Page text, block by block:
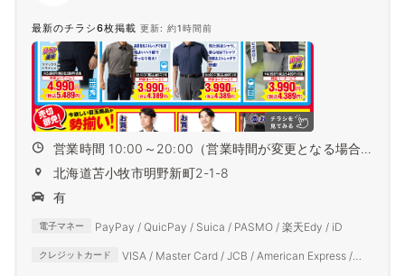
最新のチラシ6枚掲載 更新: 約1時間前
営業時間 10:00～20:00（営業時間が変更となる場合
がござ...
北海道苫小牧市明野新町2-1-8
有
電子マネー PayPay / QuicPay / Suica / PASMO / 楽天Edy / iD
クレジットカード
VISA / Master Card / JCB / American Express /